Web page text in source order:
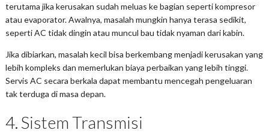
terutama jika kerusakan sudah meluas ke bagian seperti kompresor
atau evaporator. Awalnya, masalah mungkin hanya terasa sedikit,
seperti AC tidak dingin atau muncul bau tidak nyaman dari kabin.
Jika dibiarkan, masalah kecil bisa berkembang menjadi kerusakan yang
lebih kompleks dan memerlukan biaya perbaikan yang lebih tinggi.
Servis AC secara berkala dapat membantu mencegah pengeluaran
tak terduga di masa depan.
4. Sistem Transmisi